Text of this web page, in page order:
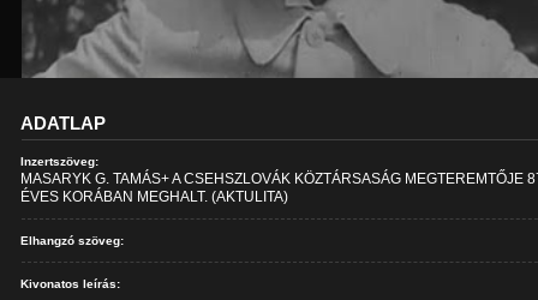
ADATLAP
Inzertszöveg:
MASARYK G. TAMÁS+ A CSEHSZLOVÁK KÖZTÁRSASÁG MEGTEREMTŐJE
ÉVES KORÁBAN MEGHALT. (AKTULITA)
Elhangzó szöveg:
Kivonatos leírás: